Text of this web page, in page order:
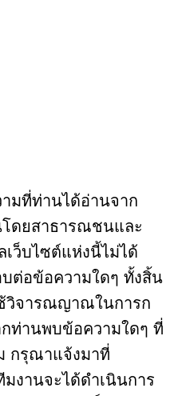
มที่ท่านได้อ่านจาก
โดยสาธารณชนและ
ว็บไซต์แห่งนี้ไม่ได้
ต่อข้อความใดๆ ทั้งสิ้น
วิจารณญาณในการก
ท่านพบข้อความใดๆ ที่
กรุณาแจ้งมาที่
มงานจะได้ดำเนินการ